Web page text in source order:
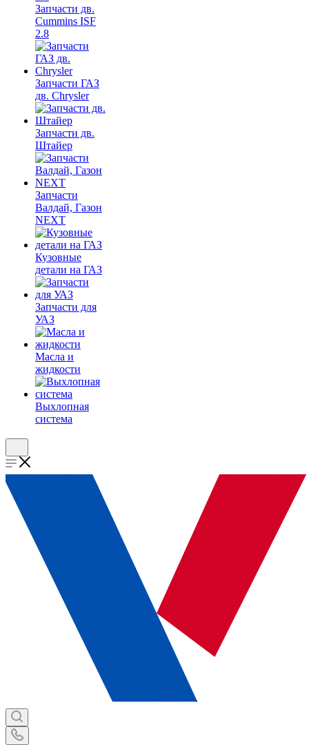
Запчасти дв.
Cummins ISF
2.8
Запчасти ГАЗ
дв. Chrysler
Запчасти дв.
Штайер
Запчасти
Валдай, Газон
NEXT
Кузовные
детали на ГАЗ
Запчасти для
УАЗ
Масла и
жидкости
Выхлопная
система